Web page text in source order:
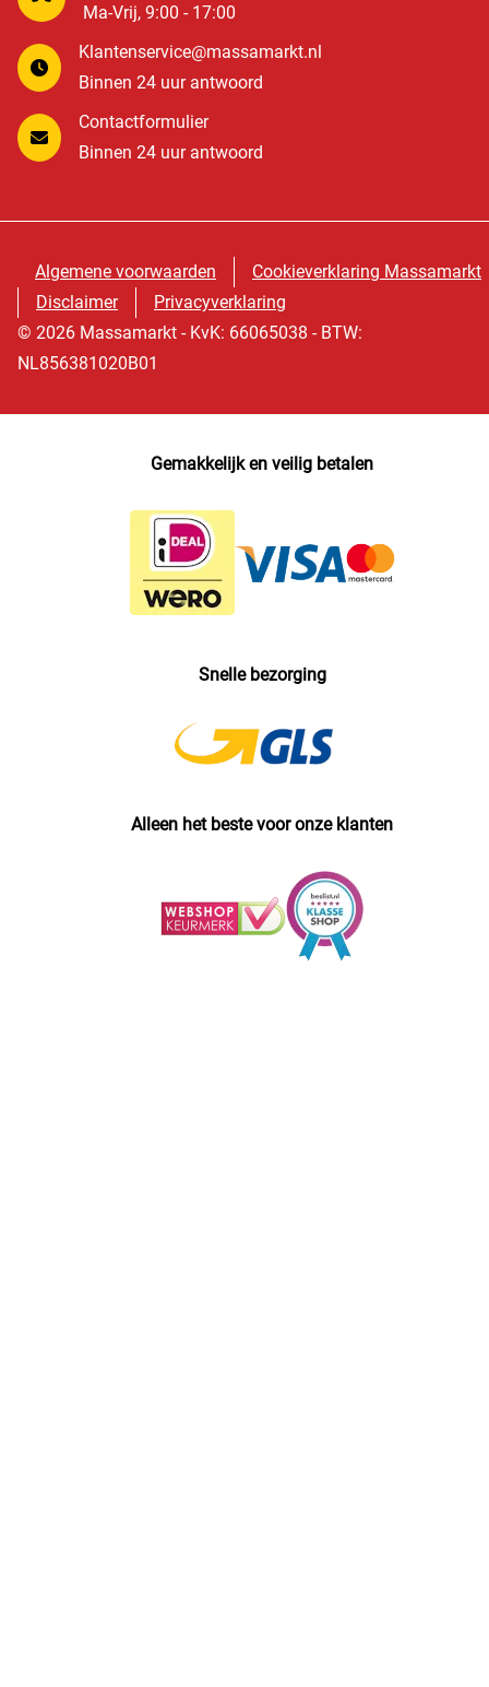
Ma-Vrij, 9:00 - 17:00
Klantenservice@massamarkt.nl
Binnen 24 uur antwoord
Contactformulier
Binnen 24 uur antwoord
Algemene voorwaarden
Cookieverklaring Massamarkt
Disclaimer
Privacyverklaring
© 2026 Massamarkt - KvK: 66065038 - BTW:
NL856381020B01
Gemakkelijk en veilig betalen
Snelle bezorging
Alleen het beste voor onze klanten